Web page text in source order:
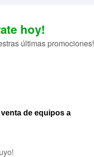
hoy!
últimas promociones!
de equipos a